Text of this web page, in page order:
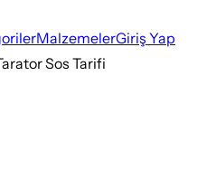
MalzemelerGiriş Yap
Sos Tarifi